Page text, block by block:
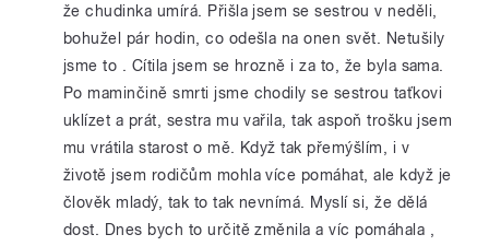
že chudinka umírá. Přišla jsem se sestrou v neděli,
bohužel pár hodin, co odešla na onen svět. Netušily
jsme to . Cítila jsem se hrozně i za to, že byla sama.
Po maminčině smrti jsme chodily se sestrou taťkovi
uklízet a prát, sestra mu vařila, tak aspoň trošku jsem
mu vrátila starost o mě. Když tak přemýšlím, i v
životě jsem rodičům mohla více pomáhat, ale když je
člověk mladý, tak to tak nevnímá. Myslí si, že dělá
dost. Dnes bych to určitě změnila a víc pomáhala ,